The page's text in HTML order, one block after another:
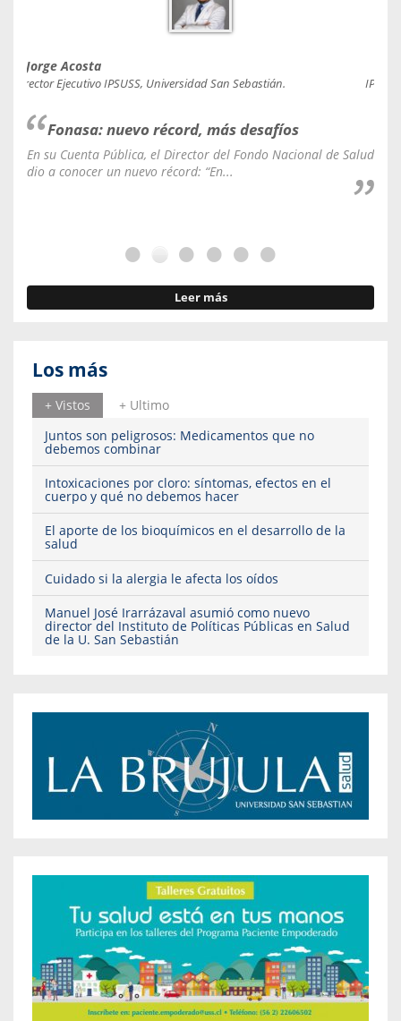
Jorge Acosta
Director Ejecutivo IPSUSS, Universidad San Sebastián.
Fonasa: nuevo récord, más desafíos
En su Cuenta Pública, el Director del Fondo Nacional de Salud
dio a conocer un nuevo récord: “En...
Leer más
Los más
+ Vistos
+ Ultimo
Juntos son peligrosos: Medicamentos que no
debemos combinar
Intoxicaciones por cloro: síntomas, efectos en el
cuerpo y qué no debemos hacer
El aporte de los bioquímicos en el desarrollo de la
salud
Cuidado si la alergia le afecta los oídos
Manuel José Irarrázaval asumió como nuevo
director del Instituto de Políticas Públicas en Salud
de la U. San Sebastián